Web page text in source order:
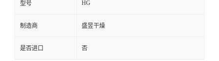
型号 HG
制造商 盛昱干燥
是否进口 否